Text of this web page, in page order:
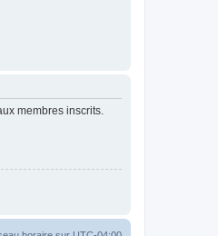
membres inscrits.